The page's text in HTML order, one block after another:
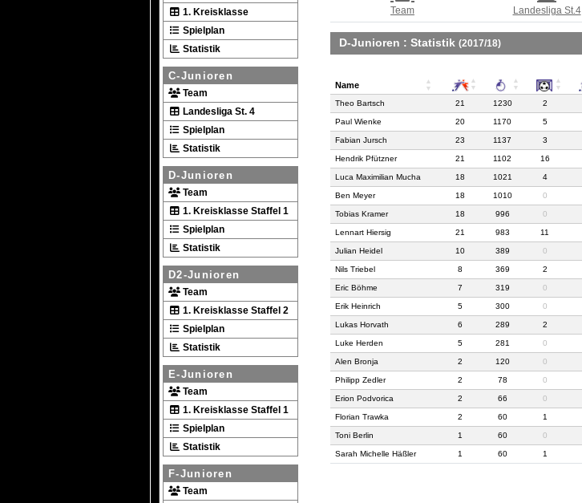
1. Kreisklasse
Spielplan
Statistik
C-Junioren
Team
Landesliga St. 4
Spielplan
Statistik
D-Junioren
Team
1. Kreisklasse Staffel 1
Spielplan
Statistik
D2-Junioren
Team
1. Kreisklasse Staffel 2
Spielplan
Statistik
E-Junioren
Team
1. Kreisklasse Staffel 1
Spielplan
Statistik
F-Junioren
Team
Team Landesliga St.4
D-Junioren : Statistik (2017/18)
Name
Name
Theo Bartsch 21 1230 2
Paul Wienke 20 1170 5
Fabian Jursch 23 1137 3
Hendrik Pfützner 21 1102 16
Luca Maximilian Mucha 18 1021 4
Ben Meyer 18 1010 0
Tobias Kramer 18 996 0
Lennart Hiersig 21 983 11
Julian Heidel 10 389 0
Nils Triebel 8 369 2
Eric Böhme 7 319 0
Erik Heinrich 5 300 0
Lukas Horvath 6 289 2
Luke Herden 5 281 0
Alen Bronja 2 120 0
Philipp Zedler 2 78 0
Erion Podvorica 2 66 0
Florian Trawka 2 60 1
Toni Berlin 1 60 0
Sarah Michelle Häßler 1 60 1